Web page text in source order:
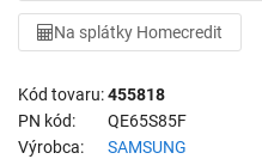
Na splátky Homecredit
Kód tovaru 455818
PN kód
QE65S85F
Výrobca
SAMSUNG